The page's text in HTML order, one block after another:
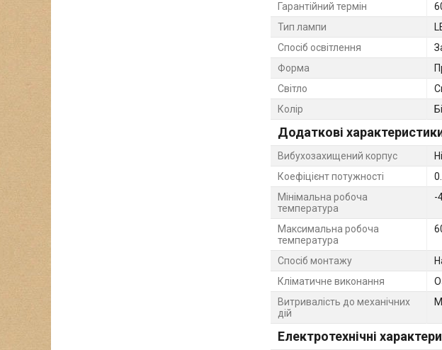
Гарантійний термін
Тип лампи
Спосіб освітлення
Форма
Світло
Колір
Додаткові
Вибухозахищений корпус
Ні
Коефіцієнт потужності
Мінімальна робоча
температура
-
Максимальна робоча
температура
Спосіб монтажу
Кліматичне виконання
Витривалість до механічних
дій
Електротехнічні